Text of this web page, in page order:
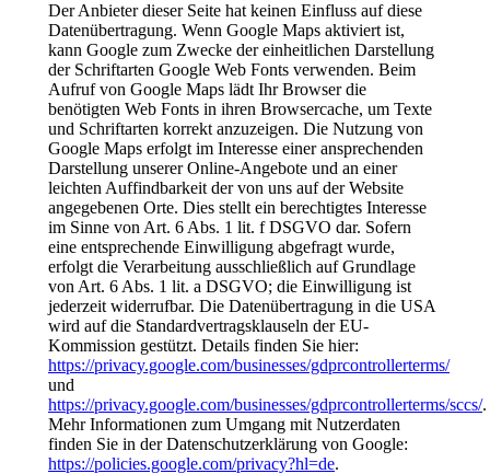
Der Anbieter dieser Seite hat keinen Einfluss auf diese
Datenübertragung. Wenn Google Maps aktiviert ist,
kann Google zum Zwecke der einheitlichen Darstellung
der Schriftarten Google Web Fonts verwenden. Beim
Aufruf von Google Maps lädt Ihr Browser die
benötigten Web Fonts in ihren Browsercache, um Texte
und Schriftarten korrekt anzuzeigen. Die Nutzung von
Google Maps erfolgt im Interesse einer ansprechenden
Darstellung unserer Online-Angebote und an einer
leichten Auffindbarkeit der von uns auf der Website
angegebenen Orte. Dies stellt ein berechtigtes Interesse
im Sinne von Art. 6 Abs. 1 lit. f DSGVO dar. Sofern
eine entsprechende Einwilligung abgefragt wurde,
erfolgt die Verarbeitung ausschließlich auf Grundlage
von Art. 6 Abs. 1 lit. a DSGVO; die Einwilligung ist
jederzeit widerrufbar. Die Datenübertragung in die USA
wird auf die Standardvertragsklauseln der EU-
Kommission gestützt. Details finden Sie hier:
https://privacy.google.com/businesses/gdprcontrollerterms/
und
https://privacy.google.com/businesses/gdprcontrollerterms/sccs/.
Mehr Informationen zum Umgang mit Nutzerdaten
finden Sie in der Datenschutzerklärung von Google:
https://policies.google.com/privacy?hl=de.